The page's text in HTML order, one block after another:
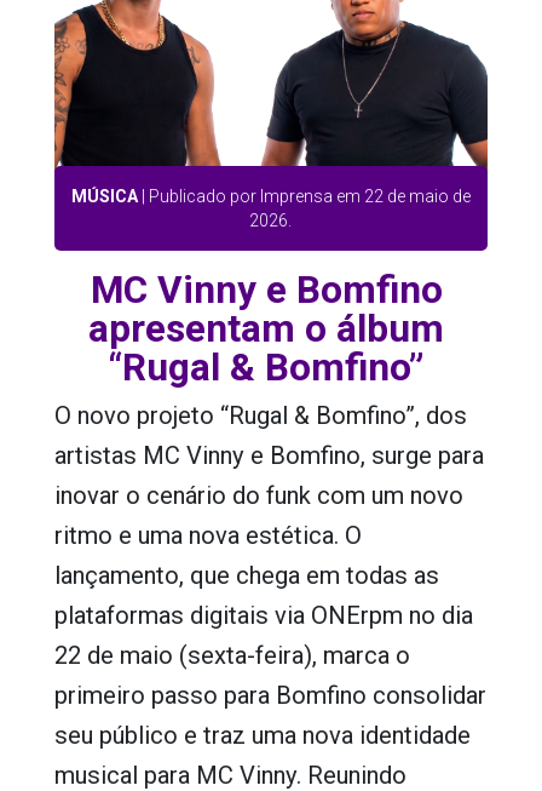
MÚSICA| Publicado por Imprensa em 22 de maio de
2026.
MC Vinny e Bomfino
apresentam o álbum
“Rugal & Bomfino”
O novo projeto “Rugal & Bomfino”, dos
artistas MC Vinnye Bomfino, surge para
inovar o cenário do funk com um novo
ritmo e uma nova estética. O
lançamento, que chega em todas as
plataformas digitais via ONErpm no dia
22 de maio (sexta-feira), marca o
primeiro passo para Bomfino consolidar
seu público e traz uma nova identidade
musical para MC Vinny. Reunindo